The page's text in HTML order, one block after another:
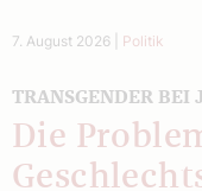
7. August 2026 Politik
TRANSGENDER BEI
Die